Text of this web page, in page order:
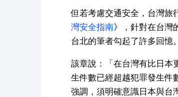
但若考慮交通安全，台灣旅
灣安全指南》，針對在台灣
台北的筆者勾起了許多回憶。
該章說：「在台灣有比日本
生件數已經超越犯罪發生件
強調，須明確意識日本與台